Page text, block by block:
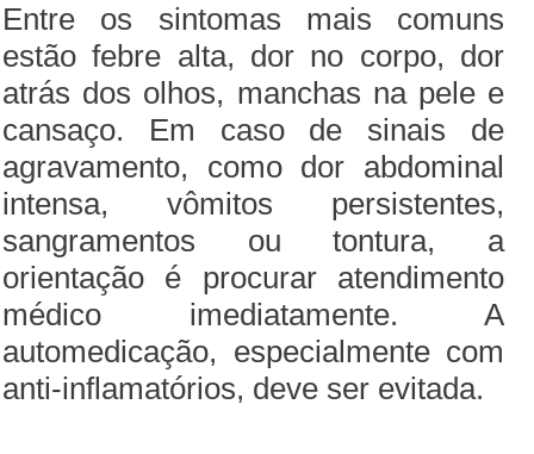
Entre os sintomas mais comuns
estão febre alta, dor no corpo, dor
atrás dos olhos, manchas na pele e
cansaço. Em caso de sinais de
agravamento, como dor abdominal
intensa, vômitos persistentes,
sangramentos ou tontura, a
orientação é procurar atendimento
médico imediatamente. A
automedicação, especialmente com
anti-inflamatórios, deve ser evitada.